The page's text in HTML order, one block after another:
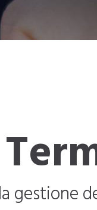
gestione